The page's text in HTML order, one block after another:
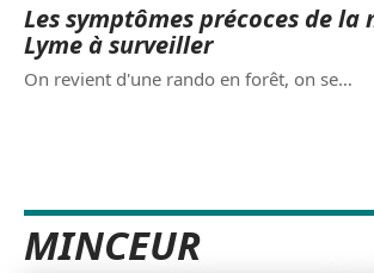
Les symptômes précoces de la
Lyme à surveiller
On revient d'une rando en forêt, on se…
MINCEUR